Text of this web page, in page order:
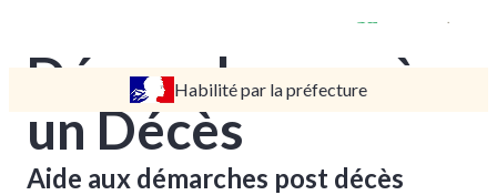
DEVIS
DÉMARCHES
Habilité par la préfecture
Démarches après
un Décès
Aide aux démarches post décès